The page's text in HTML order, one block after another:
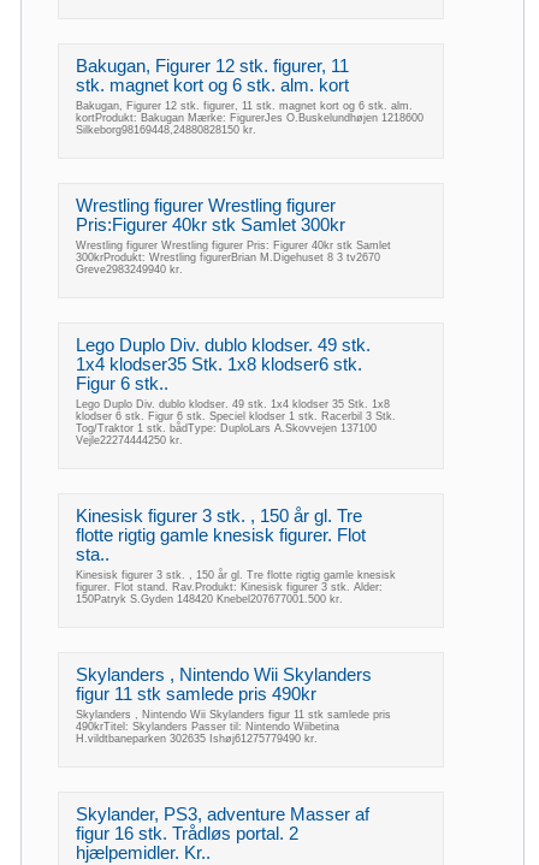
Bakugan, Figurer 12 stk. figurer, 11
stk. magnet kort og 6 stk. alm. kort
Bakugan, Figurer 12 stk. figurer, 11 stk. magnet kort og 6 stk. alm.
kortProdukt: Bakugan Mærke: FigurerJes O.Buskelundhøjen 1218600
Silkeborg98169448,24880828150 kr.
Wrestling figurer Wrestling figurer
Pris:Figurer 40kr stk Samlet 300kr
Wrestling figurer Wrestling figurer Pris: Figurer 40kr stk Samlet
300krProdukt: Wrestling figurerBrian M.Digehuset 8 3 tv2670
Greve2983249940 kr.
Lego Duplo Div. dublo klodser. 49 stk.
1x4 klodser35 Stk. 1x8 klodser6 stk.
Figur 6 stk..
Lego Duplo Div. dublo klodser. 49 stk. 1x4 klodser 35 Stk. 1x8
klodser 6 stk. Figur 6 stk. Speciel klodser 1 stk. Racerbil 3 Stk.
Tog/Traktor 1 stk. bådType: DuploLars A.Skovvejen 137100
Vejle22274444250 kr.
Kinesisk figurer 3 stk. , 150 år gl. Tre
flotte rigtig gamle knesisk figurer. Flot
sta..
Kinesisk figurer 3 stk. , 150 år gl. Tre flotte rigtig gamle knesisk
figurer. Flot stand. Rav.Produkt: Kinesisk figurer 3 stk. Alder:
150Patryk S.Gyden 148420 Knebel207677001.500 kr.
Skylanders , Nintendo Wii Skylanders
figur 11 stk samlede pris 490kr
Skylanders , Nintendo Wii Skylanders figur 11 stk samlede pris
490krTitel: Skylanders Passer til: Nintendo Wiibetina
H.vildtbaneparken 302635 Ishøj61275779490 kr.
Skylander, PS3, adventure Masser af
figur 16 stk. Trådløs portal. 2
hjælpemidler. Kr..